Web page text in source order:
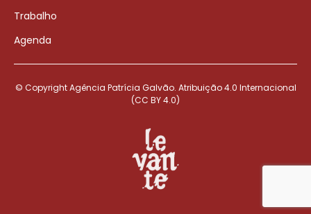
Trabalho
Agenda
© Copyright Agência Patrícia Galvão. Atribuição 4.0 Internacional
(CC BY 4.0)